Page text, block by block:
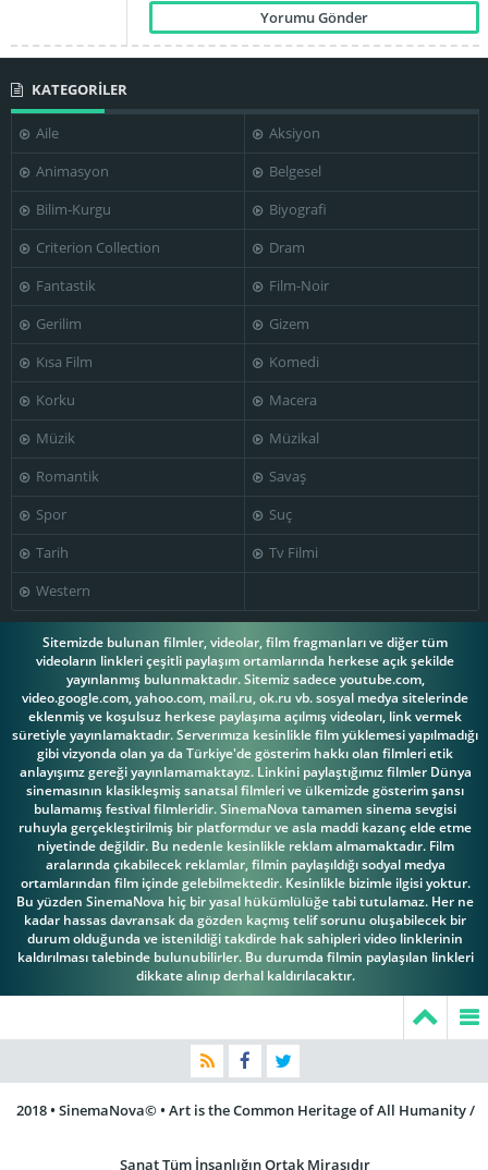
Wilton Graff
KATEGORİLER
Aile
Aksiyon
Animasyon
Belgesel
Bilim-Kurgu
Biyografi
Criterion Collection
Dram
Fantastik
Film-Noir
Gerilim
Gizem
Kısa Film
Komedi
Korku
Macera
Müzik
Müzikal
Romantik
Savaş
Spor
Suç
Tarih
Tv Filmi
Western
Sitemizde bulunan filmler, videolar, film fragmanları ve diğer tüm
videoların linkleri çeşitli paylaşım ortamlarında herkese açık şekilde
yayınlanmış bulunmaktadır. Sitemiz sadece youtube.com,
video.google.com, yahoo.com, mail.ru, ok.ru vb. sosyal medya sitelerinde
eklenmiş ve koşulsuz herkese paylaşıma açılmış videoları, link vermek
süretiyle yayınlamaktadır. Serverımıza kesinlikle film yüklemesi yapılmadığı
gibi vizyonda olan ya da Türkiye'de gösterim hakkı olan filmleri etik
anlayışımz gereği yayınlamamaktayız. Linkini paylaştığımız filmler Dünya
sinemasının klasikleşmiş sanatsal filmleri ve ülkemizde gösterim şansı
bulamamış festival filmleridir. SinemaNova tamamen sinema sevgisi
ruhuyla gerçekleştirilmiş bir platformdur ve asla maddi kazanç elde etme
niyetinde değildir. Bu nedenle kesinlikle reklam almamaktadır. Film
aralarında çıkabilecek reklamlar, filmin paylaşıldığı sodyal medya
ortamlarından film içinde gelebilmektedir. Kesinlikle bizimle ilgisi yoktur.
Bu yüzden SinemaNova hiç bir yasal hükümlülüğe tabi tutulamaz. Her ne
kadar hassas davransak da gözden kaçmış telif sorunu oluşabilecek bir
durum olduğunda ve istenildiği takdirde hak sahipleri video linklerinin
kaldırılması talebinde bulunubilirler. Bu durumda filmin paylaşılan linkleri
dikkate alınıp derhal kaldırılacaktır.
2018 • SinemaNova© • Art is the Common Heritage of All Humanity /
Sanat Tüm İnsanlığın Ortak Mirasıdır